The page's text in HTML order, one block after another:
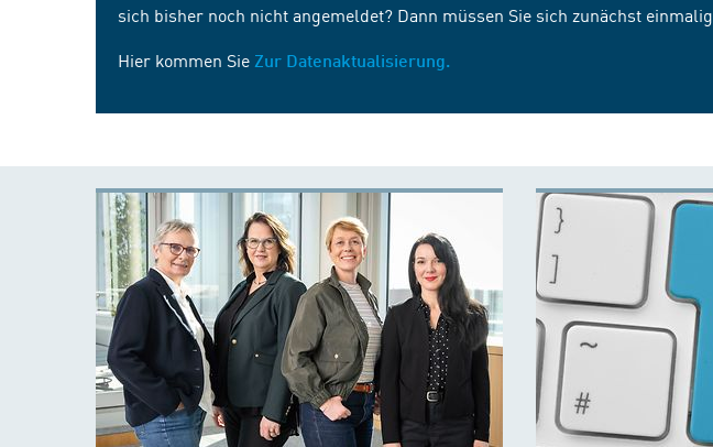
sich bisher noch nicht angemeldet? Dann müssen Sie sich zunächst einmalig
Hier kommen Sie Zur Datenaktualisierung.